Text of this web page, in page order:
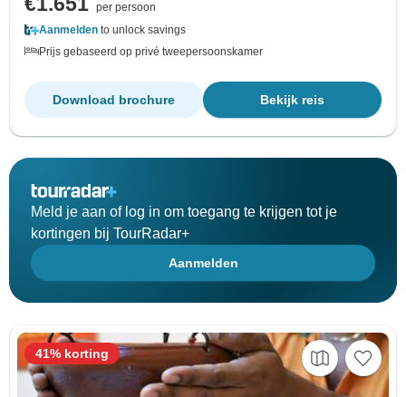
per persoon
Aanmelden to unlock savings
Prijs gebaseerd op privé tweepersoonskamer
Bekijk reis
Download brochure
Meld je aan of log in om toegang te krijgen tot je
kortingen bij TourRadar+
Aanmelden
41% korting